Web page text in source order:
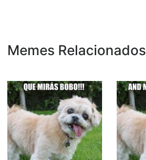
Memes Relacionados